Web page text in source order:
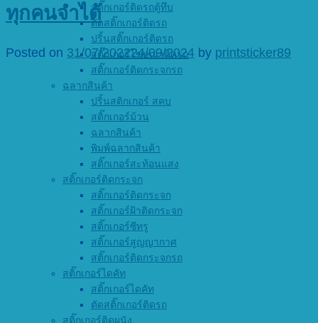
สติ๊กเกอร์ติดรถตู้ทึบ
ตัดสติ๊กเกอร์ติดรถ
ปริ้นสติ๊กเกอร์ติดรถ
สติ๊กเกอร์โฆษณาติดรถ
สติ๊กเกอร์ติดกระจกรถ
ฉลากสินค้า
ปริ้นสติกเกอร์ สคบ
สติ๊กเกอร์ม้วน
ฉลากสินค้า
พิมพ์ฉลากสินค้า
สติ๊กเกอร์สะท้อนแสง
สติ๊กเกอร์ติดกระจก
สติ๊กเกอร์ติดกระจก
สติ๊กเกอร์ฝ้าติดกระจก
สติ๊กเกอร์ซีทรู
สติ๊กเกอร์สูญญากาศ
สติ๊กเกอร์ติดกระจกรถ
สติ๊กเกอร์ไดคัท
สติ๊กเกอร์ไดคัท
ตัดสติ๊กเกอร์ติดรถ
สติ๊กเกอร์ติดผนัง
ทุกคนจำได้
Posted on 31/07/202224/09/2024 by printsticker89